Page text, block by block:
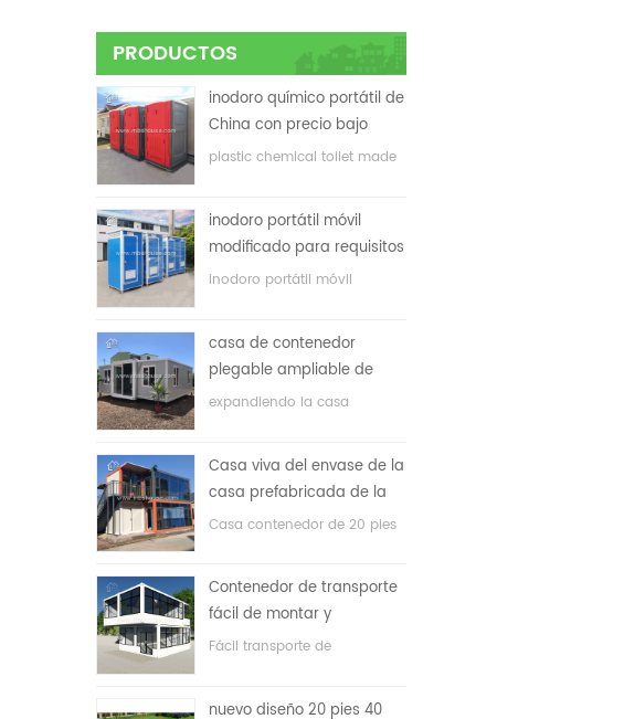
PRODUCTOS
inodoro químico portátil de
China con precio bajo
plastic chemical toilet made
inodoro portátil móvil
modificado para requisitos
particulares barato de
inodoro portátil móvil
casa de contenedor
plegable ampliable de
bajo precio
expandiendo la casa
Casa viva del envase de la
casa prefabricada de la
prueba de fuego de los
Casa contenedor de 20 pies
Contenedor de transporte
fácil de montar y
conveniente
Fácil transporte de
nuevo diseño 20 pies 40